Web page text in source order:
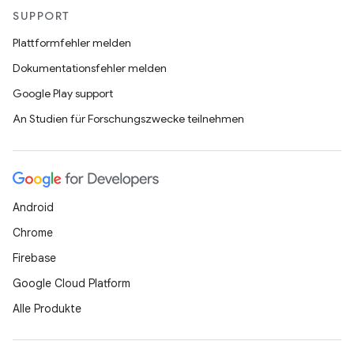
SUPPORT
Plattformfehler melden
Dokumentationsfehler melden
Google Play support
An Studien für Forschungszwecke teilnehmen
Android
Chrome
Firebase
Google Cloud Platform
Alle Produkte